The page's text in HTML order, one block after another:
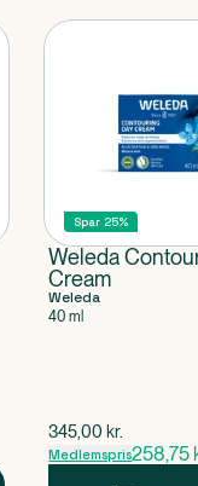
Spar 25%
Weleda
Cream
Weleda
40 ml
$gammel pris
345,00 kr.
Medlemspris258,75